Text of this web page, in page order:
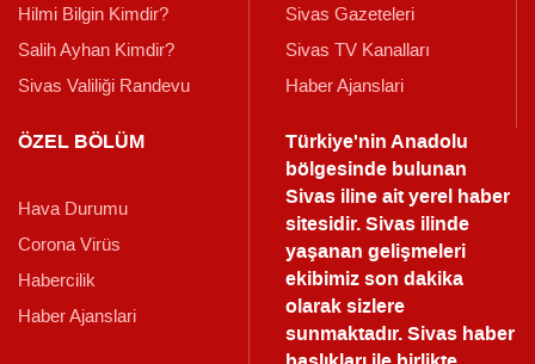
Hilmi Bilgin Kimdir?
Salih Ayhan Kimdir?
Sivas Valiliği Randevu
Sivas Gazeteleri
Sivas TV Kanalları
Haber Ajanslari
ÖZEL BÖLÜM
Hava Durumu
Corona Virüs
Habercilik
Haber Ajanslari
Türkiye'nin Anadolu
bölgesinde bulunan
Sivas iline ait yerel haber
sitesidir. Sivas ilinde
yaşanan gelişmeleri
ekibimiz son dakika
olarak sizlere
sunmaktadır.Sivas haber